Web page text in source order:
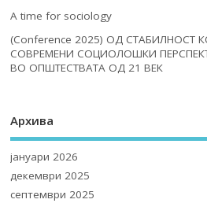
A time for sociology
(Conference 2025) ОД СТАБИЛНОСТ
СОВРЕМЕНИ СОЦИОЛОШКИ
ВО ОПШТЕСТВАТА ОД 21 ВЕК
Архива
јануари 2026
декември 2025
септември 2025